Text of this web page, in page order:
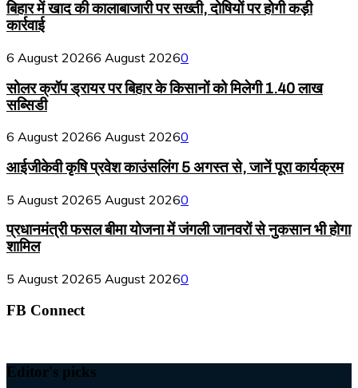
बिहार में खाद की कालाबाजारी पर सख्ती, दोषियों पर होगी कड़ी
कार्रवाई
6 August 20266 August 20260
सोलर क्रॉप ड्रायर पर बिहार के किसानों को मिलेगी 1.40 लाख
सब्सिडी
6 August 20266 August 20260
आईजीकेवी कृषि प्रवेश काउंसलिंग 5 अगस्त से, जानें पूरा कार्यक्रम
5 August 20265 August 20260
प्रधानमंत्री फसल बीमा योजना में जंगली जानवरों से नुकसान भी होगा
शामिल
5 August 20265 August 20260
FB Connect
Editor's picks